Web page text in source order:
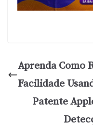
Aprenda Como
Facilidade
Patente